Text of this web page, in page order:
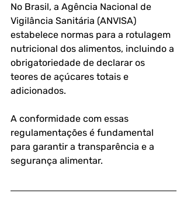
No Brasil, a Agência Nacional de
Vigilância Sanitária (ANVISA)
estabelece normas para a rotulagem
nutricional dos alimentos, incluindo a
obrigatoriedade de declarar os
teores de açúcares totais e
adicionados.
A conformidade com essas
regulamentações é fundamental
para garantir a transparência e a
segurança alimentar.